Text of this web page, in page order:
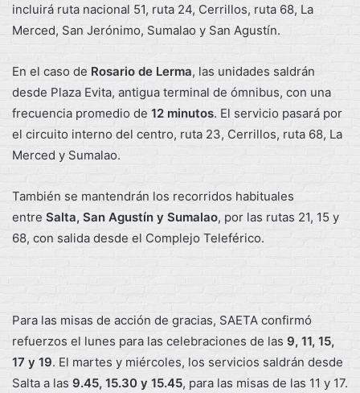
incluirá ruta nacional 51, ruta 24, Cerrillos, ruta 68, La
Merced, San Jerónimo, Sumalao y San Agustín.
En el caso de Rosario de Lerma, las unidades saldrán
desde Plaza Evita, antigua terminal de ómnibus, con una
frecuencia promedio de 12 minutos. El servicio pasará por
el circuito interno del centro, ruta 23, Cerrillos, ruta 68, La
Merced y Sumalao.
También se mantendrán los recorridos habituales
entre Salta, San Agustín y Sumalao, por las rutas 21, 15 y
68, con salida desde el Complejo Teleférico.
Para las misas de acción de gracias, SAETA confirmó
refuerzos el lunes para las celebraciones de las 9, 11, 15,
17 y 19. El martes y miércoles, los servicios saldrán desde
Salta a las 9.45, 15.30 y 15.45, para las misas de las 11 y 17.